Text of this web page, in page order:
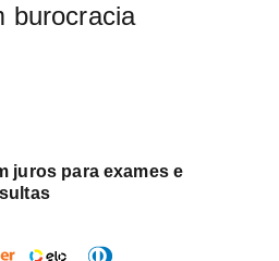
burocracia
juros para exames e